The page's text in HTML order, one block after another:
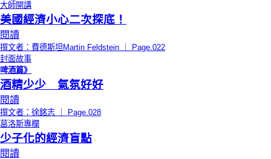
大師開講
美國經濟小心二次探底！
閱讀
撰文者：費德斯坦Martin Feldstein ｜ Page.022
封面故事
啤酒篇》
酒精少少 氣氛好好
閱讀
撰文者：徐銘志 ｜ Page.028
葛洛斯專欄
少子化的經濟盲點
閱讀